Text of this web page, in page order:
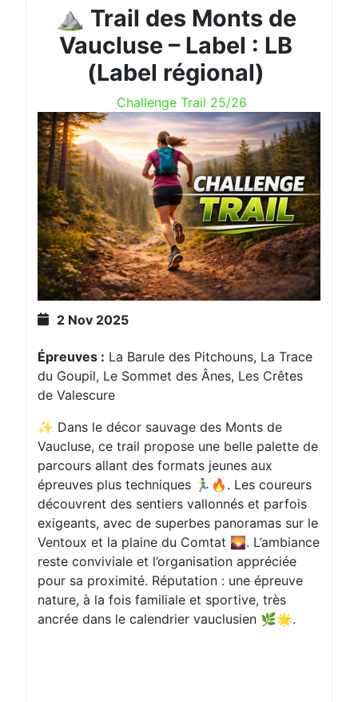
⛰️ Trail des Monts de
Vaucluse – Label : LB
(Label régional)
Challenge Trail 25/26
2 Nov 2025
Épreuves : La Barule des Pitchouns, La Trace
du Goupil, Le Sommet des Ânes, Les Crêtes
de Valescure
✨ Dans le décor sauvage des Monts de
Vaucluse, ce trail propose une belle palette de
parcours allant des formats jeunes aux
épreuves plus techniques 🏃‍♂️🔥. Les coureurs
découvrent des sentiers vallonnés et parfois
exigeants, avec de superbes panoramas sur le
Ventoux et la plaine du Comtat 🌄. L’ambiance
reste conviviale et l’organisation appréciée
pour sa proximité. Réputation : une épreuve
nature, à la fois familiale et sportive, très
ancrée dans le calendrier vauclusien 🌿🌟.